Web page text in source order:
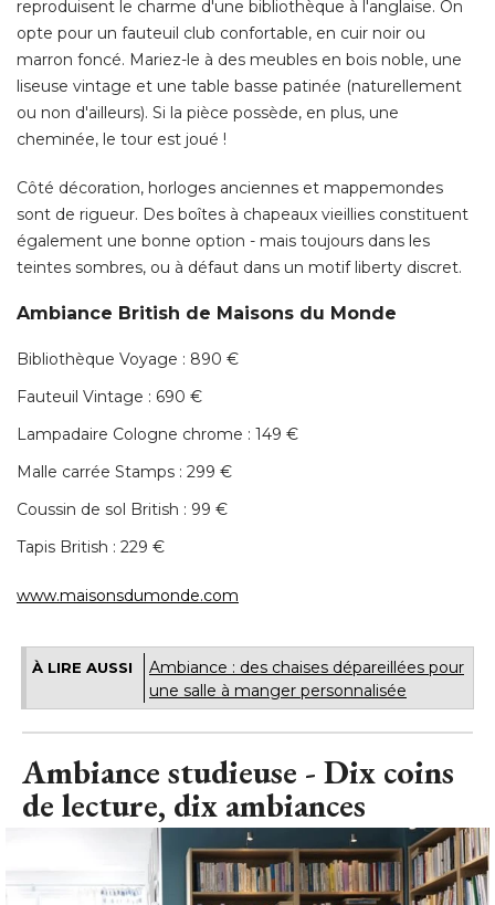
ou non d'ailleurs). Si la pièce possède, en plus, une
cheminée, le tour est joué !
Côté décoration, horloges anciennes et mappemondes
sont de rigueur. Des boîtes à chapeaux vieillies constituent
également une bonne option - mais toujours dans les
Ambiance British de Maisons du Monde
Bibliothèque Voyage : 890 €
Malle carrée Stamps : 299 €
Coussin de sol British : 99 €
Tapis British : 229 €
À LIRE AUSSI
Ambiance studieuse - Dix coins
de lecture, dix ambiances